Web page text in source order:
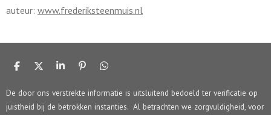
auteur: www.frederiksteenmuis.nl
D
e
n
D
l
S
r
e
P
n
e
D
e
n
De door ons verstrekte informatie is uitsluitend bedoeld ter verificatie op
juistheid bij de betrokken instanties. Al betrachten we zorgvuldigheid, voor